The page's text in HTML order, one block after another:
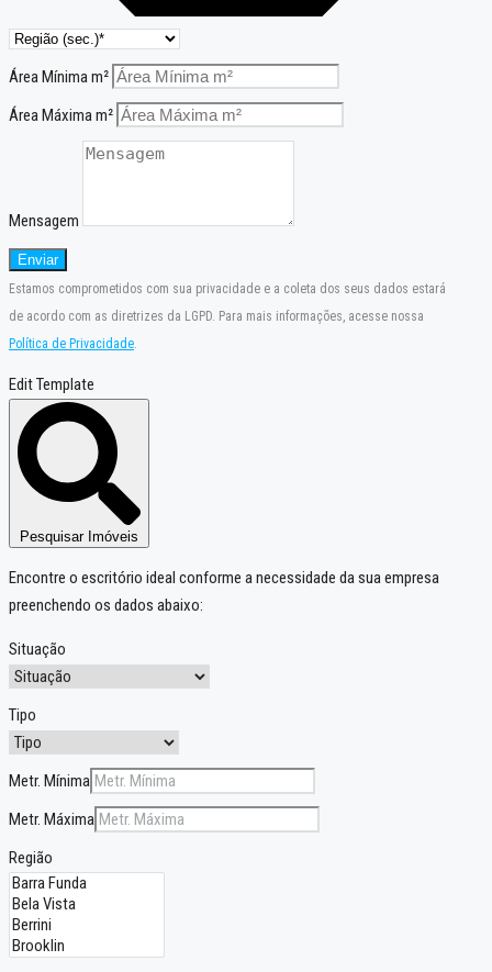
Área Mínima m²
Área Máxima m²
Mensagem
Enviar
Estamos comprometidos com sua privacidade e a coleta dos seus dados estará
de acordo com as diretrizes da LGPD. Para mais informações, acesse nossa
Política de Privacidade.
Edit Template
Pesquisar Imóveis
Encontre o escritório ideal conforme a necessidade da sua empresa
preenchendo os dados abaixo:
Situação
Tipo
Metr. Mínima
Metr. Máxima
Região